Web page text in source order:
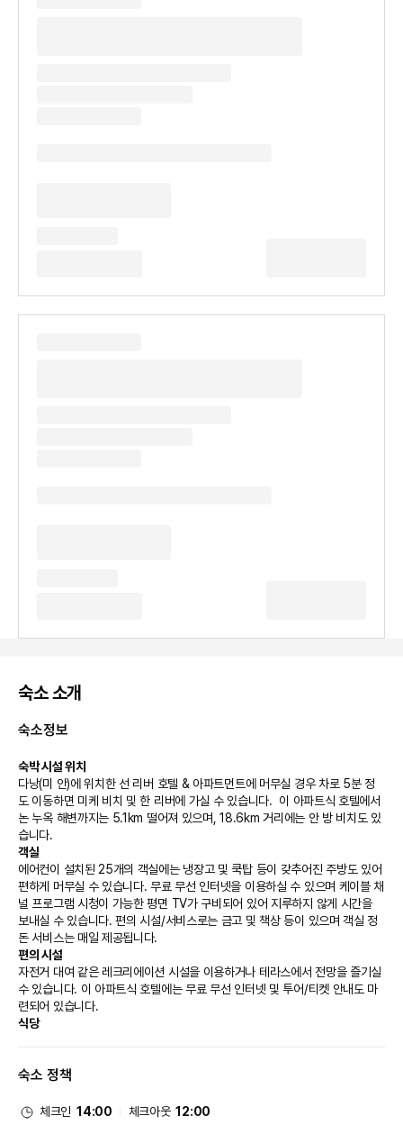
숙소 소개
숙소정보
숙박 시설 위치
다낭(미 안)에 위치한 선 리버 호텔 & 아파트먼트에 머무실 경우 차로 5분 정
도 이동하면 미케 비치 및 한 리버에 가실 수 있습니다.  이 아파트식 호텔에서
논 누옥 해변까지는 5.1km 떨어져 있으며, 18.6km 거리에는 안 방 비치도 있
습니다.
객실
에어컨이 설치된 25개의 객실에는 냉장고 및 쿡탑 등이 갖추어진 주방도 있어
편하게 머무실 수 있습니다. 무료 무선 인터넷을 이용하실 수 있으며 케이블 채
널 프로그램 시청이 가능한 평면 TV가 구비되어 있어 지루하지 않게 시간을
보내실 수 있습니다. 편의 시설/서비스로는 금고 및 책상 등이 있으며 객실 정
돈 서비스는 매일 제공됩니다.
편의 시설
자전거 대여 같은 레크리에이션 시설을 이용하거나 테라스에서 전망을 즐기실
수 있습니다. 이 아파트식 호텔에는 무료 무선 인터넷 및 투어/티켓 안내도 마
련되어 있습니다.
식당
비즈니스, 기타 편의시설
스, 24시간 운영되는 프런트 데스크 등이 있습니다. 시설 내에서 무료 셀프 주
숙소 정책
체크인 14:00 체크아웃 12:00